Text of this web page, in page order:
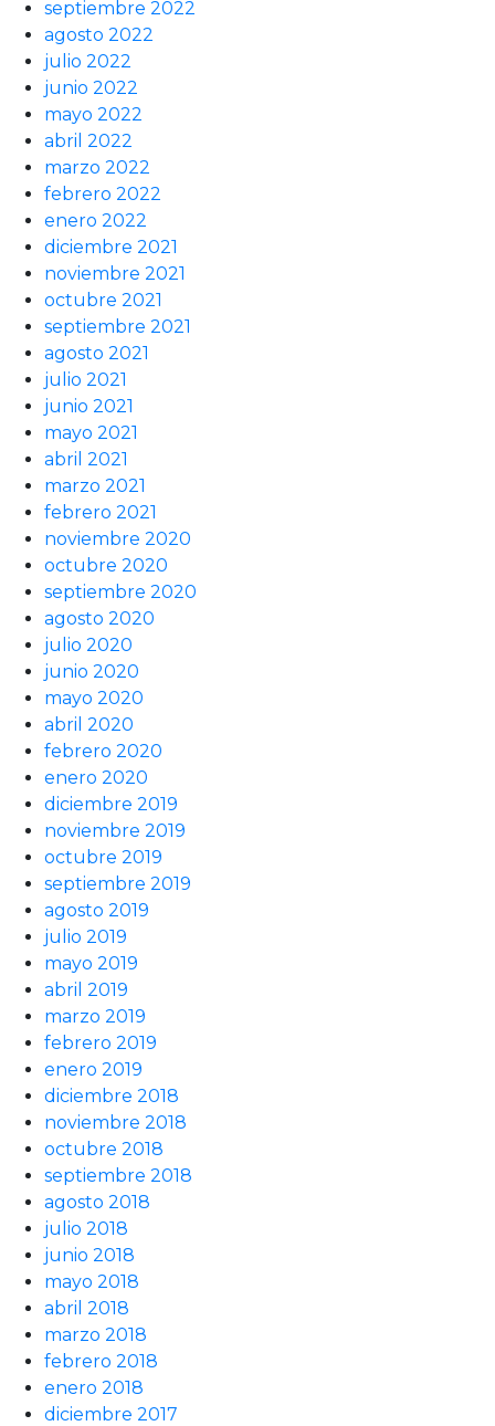
septiembre 2022
agosto 2022
julio 2022
junio 2022
mayo 2022
abril 2022
marzo 2022
febrero 2022
enero 2022
diciembre 2021
noviembre 2021
octubre 2021
septiembre 2021
agosto 2021
julio 2021
junio 2021
mayo 2021
abril 2021
marzo 2021
febrero 2021
noviembre 2020
octubre 2020
septiembre 2020
agosto 2020
julio 2020
junio 2020
mayo 2020
abril 2020
febrero 2020
enero 2020
diciembre 2019
noviembre 2019
octubre 2019
septiembre 2019
agosto 2019
julio 2019
mayo 2019
abril 2019
marzo 2019
febrero 2019
enero 2019
diciembre 2018
noviembre 2018
octubre 2018
septiembre 2018
agosto 2018
julio 2018
junio 2018
mayo 2018
abril 2018
marzo 2018
febrero 2018
enero 2018
diciembre 2017